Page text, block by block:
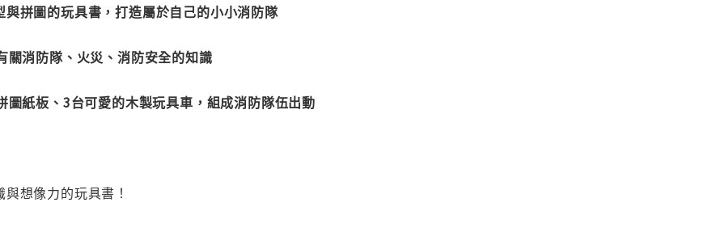
拼圖的玩具書，打造屬於自己的小小消防隊
消防隊、火災、消防安全的知識
紙板、3台可愛的木製玩具車，組成消防隊伍出動
想像力的玩具書！